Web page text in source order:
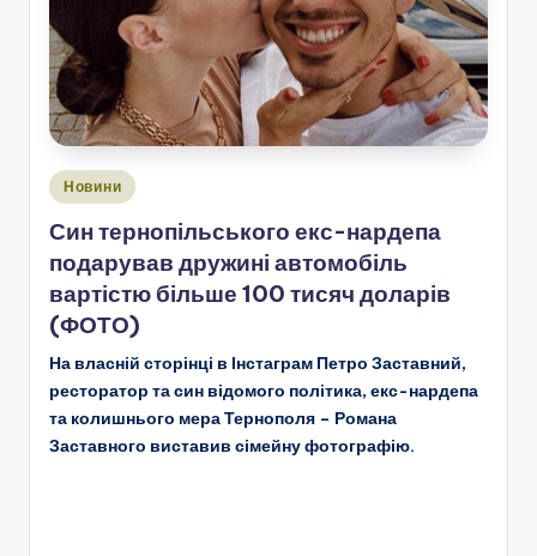
Опубліковано
Новини
Син тернопільського екс-нардепа
подарував дружині автомобіль
вартістю більше 100 тисяч доларів
(ФОТО)
На власній сторінці в Інстаграм Петро Заставний,
ресторатор та син відомого політика, екс-нардепа
та колишнього мера Тернополя – Романа
Заставного виставив сімейну фотографію.